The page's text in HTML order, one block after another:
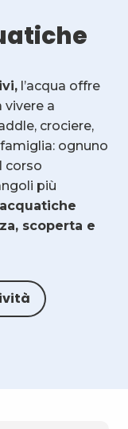
l’acqua offre
vivere a
crociere,
ognuno
corso
più
scoperta e